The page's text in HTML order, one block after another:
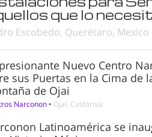
que lo
Escobedo, Querétaro, Mexico
Nuevo Centro
sus Puertas en la Cima de
de Ojai
Narconon • Ojai, California
Latinoamérica se